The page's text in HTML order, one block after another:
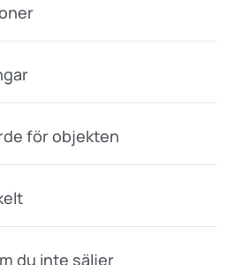
för objekten
du inte säljer